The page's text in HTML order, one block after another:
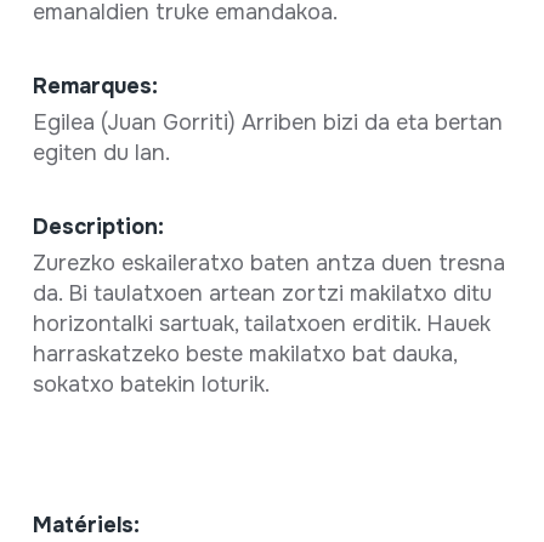
emanaldien truke emandakoa.
Remarques:
Egilea (Juan Gorriti) Arriben bizi da eta bertan
egiten du lan.
Description:
Zurezko eskaileratxo baten antza duen tresna
da. Bi taulatxoen artean zortzi makilatxo ditu
horizontalki sartuak, tailatxoen erditik. Hauek
harraskatzeko beste makilatxo bat dauka,
sokatxo batekin loturik.
Matériels: